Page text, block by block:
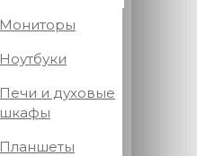
Мониторы
Ноутбуки
Печи и духовые
шкафы
Планшеты